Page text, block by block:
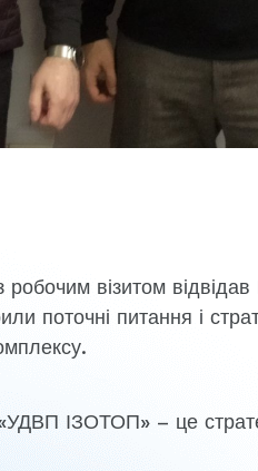
візитом
поточні питання і
ІЗОТОП» – це